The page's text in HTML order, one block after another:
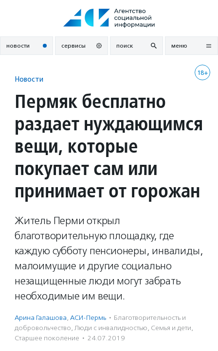
новости сервисы поиск меню
18+
Новости
Пермяк бесплатно
раздает нуждающимся
вещи, которые
покупает сам или
принимает от горожан
Житель Перми открыл
благотворительную площадку, где
каждую субботу пенсионеры, инвалиды,
малоимущие и другие социально
незащищенные люди могут забрать
необходимые им вещи.
Арина Галашова, АСИ-Пермь · Благотвори­тель­ность и
доброволь­чест­во, Люди с инвалидностью, Семья и дети,
Старшее поколение · 24.07.2019